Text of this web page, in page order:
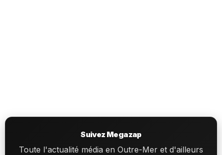
Suivez Megazap
Toute l'actualité média en Outre-Mer et d'ailleurs